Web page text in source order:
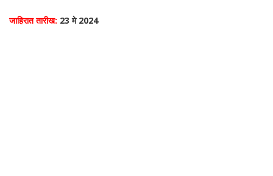
जाहिरात तारीख: 23 मे 2024